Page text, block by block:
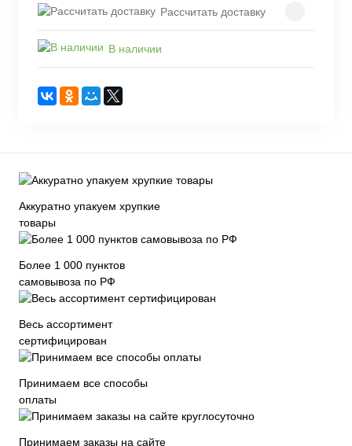
Рассчитать доставку
В наличии
Аккуратно упакуем хрупкие
товары
Более 1 000 пунктов
самовывоза по РФ
Весь ассортимент
сертифицирован
Принимаем все способы
оплаты
Принимаем заказы на сайте